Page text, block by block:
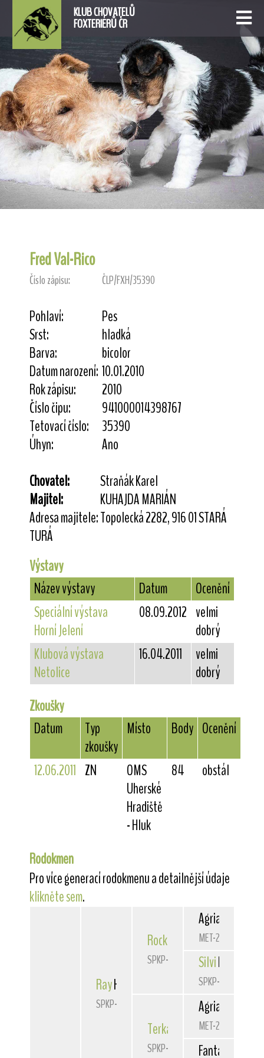
KLUB CHOVATELŮ
FOXTERIÉRŮ ČR
Fred Val-Rico
Číslo zápisu: ČLP/FXH/35390
Pohlaví:
Pes
Srst:
hladká
Barva:
bicolor
Datum narození: 10.01.2010
Rok zápisu:
2010
Číslo čipu:
941000014398767
Tetovací číslo:
35390
Úhyn:
Ano
Chovatel:
Straňák Karel
Majitel:
KUHAJDA MARIÁN
Adresa majitele:Topolecká 2282, 916 01 STARÁ
TURÁ
Výstavy
Název výstavy
Datum
Ocenění
Speciální výstava
Horní Jelení
08.09.2012 velmi
dobrý
Klubová výstava
Netolice
16.04.2011
velmi
dobrý
Zkoušky
Datum
Typ
zkoušky
Místo Body Ocenění
12.06.2011 ZN
OMS
Uherské
Hradiště
- Hluk
84 obstál
Rodokmen
Pro více generací rodokmenu a detailnější údaje
klikněte sem.
RayHurikán Slovakia
SPKP-2403
Rocky Hurikán
SPKP-2066
Terka Hurikán
SPKP-2069
Agria
MET-2687
SilviIzbica
SPKP-1959
Agria
MET-2687
Fanta z